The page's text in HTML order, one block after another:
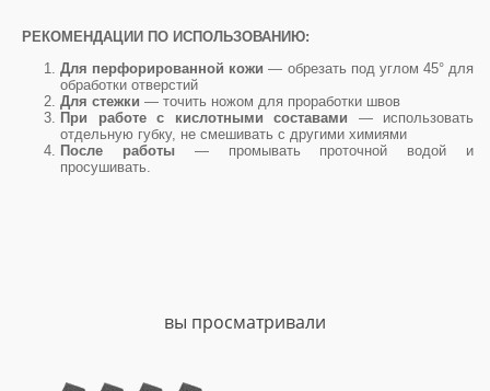
РЕКОМЕНДАЦИИ ПО ИСПОЛЬЗОВАНИЮ:
Для перфорированной кожи — обрезать под углом 45° для
обработки отверстий
Для стежки — точить ножом для проработки швов
При работе с кислотными составами — использовать
отдельную губку, не смешивать с другими химиями
После работы— промывать проточной водой и
просушивать.
вы просматривали